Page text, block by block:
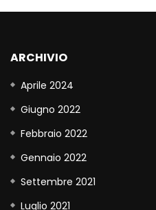
ARCHIVIO
Aprile 2024
Giugno 2022
Febbraio 2022
Gennaio 2022
Settembre 2021
Luglio 2021